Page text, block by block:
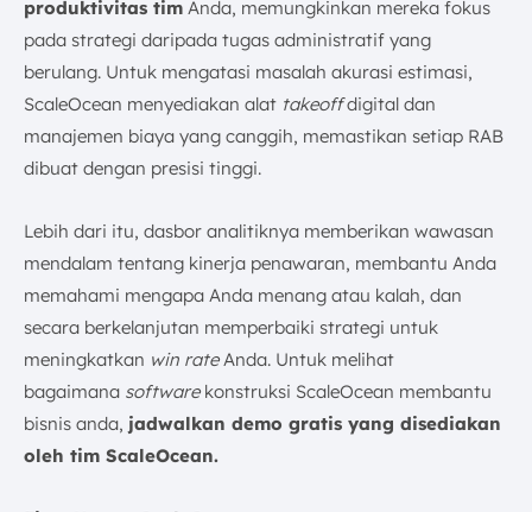
produktivitas tim Anda, memungkinkan mereka fokus
pada strategi daripada tugas administratif yang
berulang. Untuk mengatasi masalah akurasi estimasi,
ScaleOcean menyediakan alat takeoffdigital dan
manajemen biaya yang canggih, memastikan setiap RAB
dibuat dengan presisi tinggi.
Lebih dari itu, dasbor analitiknya memberikan wawasan
mendalam tentang kinerja penawaran, membantu Anda
memahami mengapa Anda menang atau kalah, dan
secara berkelanjutan memperbaiki strategi untuk
meningkatkan win rateAnda. Untuk melihat
bagaimana softwarekonstruksi ScaleOcean membantu
bisnis anda, jadwalkan demo gratis yang disediakan
oleh tim ScaleOcean.